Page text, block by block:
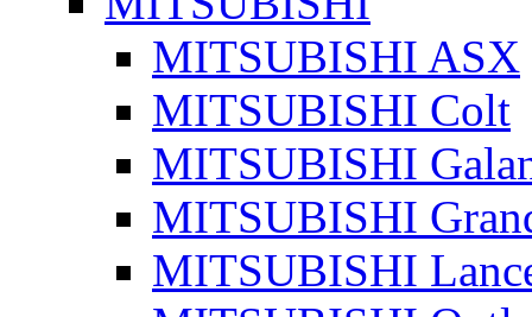
MITSUBISHI ASX
MITSUBISHI Colt
MITSUBISHI
MITSUBISHI
MITSUBISHI